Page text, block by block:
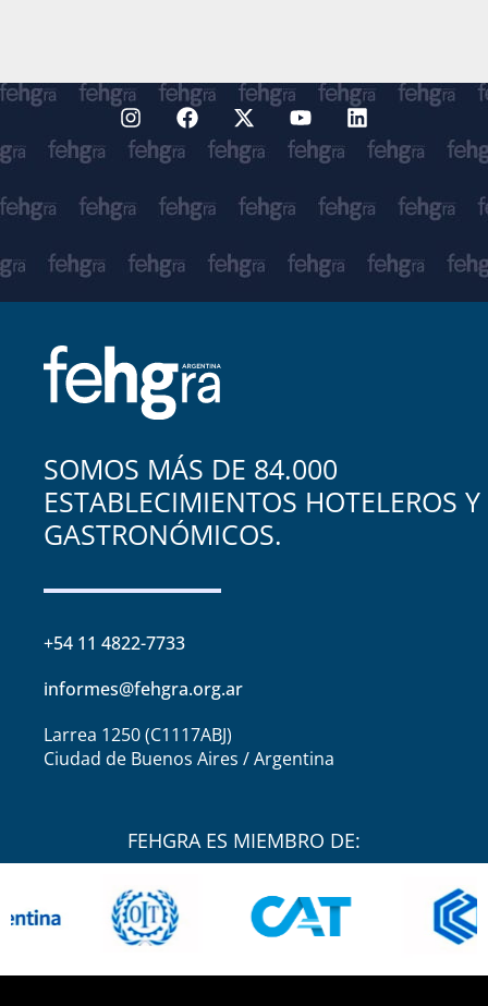
SOMOS MÁS DE 84.000
ESTABLECIMIENTOS HOTELEROS Y
GASTRONÓMICOS.
+54 11 4822-7733
informes@fehgra.org.ar
Larrea 1250 (C1117ABJ)
Ciudad de Buenos Aires / Argentina
FEHGRA ES MIEMBRO DE: